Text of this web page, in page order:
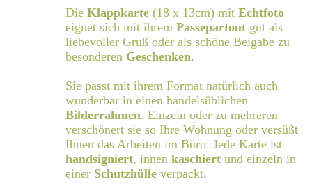
DieKlappkarte (18 x 13cm) mitEchtfoto
eignet sich mit ihremPassepartout gut als
liebevoller Gruß oder als schöne Beigabe zu
besonderen Geschenken.
Sie passt mit ihrem Format natürlich auch
wunderbar in einen handelsüblichen
Bilderrahmen. Einzeln oder zu mehreren
verschönert sie so Ihre Wohnung oder versüßt
Ihnen das Arbeiten im Büro. Jede Karte ist
handsigniert, innenkaschiert und einzeln in
einer Schutzhülle verpackt.